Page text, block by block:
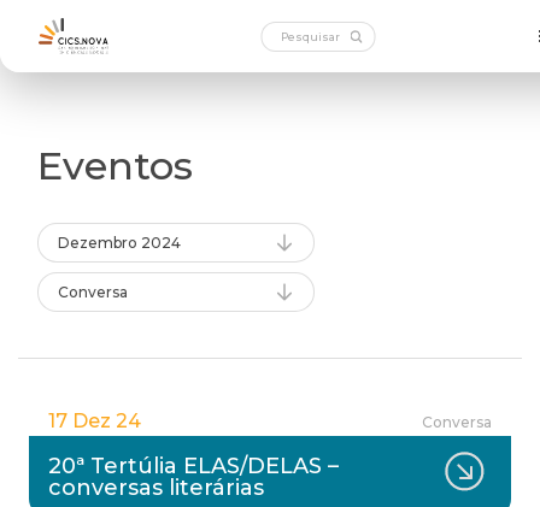
Eventos
Dezembro 2024
Conversa
17 Dez 24 Conversa
20ª Tertúlia ELAS/DELAS –
conversas literárias